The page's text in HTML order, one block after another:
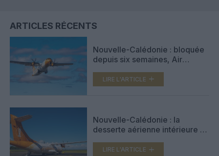
ARTICLES RÉCENTS
Nouvelle-Calédonie : bloquée
depuis six semaines, Air
redressement judiciaire
LIRE L'ARTICLE
Nouvelle-Calédonie : la
desserte aérienne intérieure à
sous protection du tribunal
LIRE L'ARTICLE